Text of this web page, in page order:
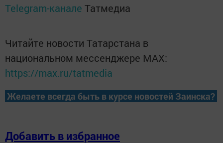
Telegram-канале Татмедиа
Читайте новости Татарстана в
национальном мессенджере MАХ:
https://max.ru/tatmedia
Желаете всегда быть в курсе новостей Заинска?
Добавить в избранное